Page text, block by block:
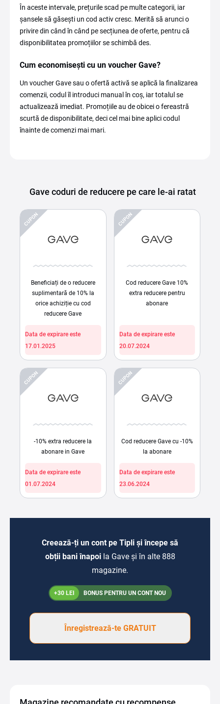
În aceste intervale, prețurile scad pe multe categorii, iar
șansele să găsești un cod activ cresc. Merită să arunci o
privire din când în când pe secțiunea de oferte, pentru că
disponibilitatea promoțiilor se schimbă des.
Cum economisești cu un voucher Gave?
Un voucher Gave sau o ofertă activă se aplică la finalizarea
comenzii, codul îl introduci manual în coș, iar totalul se
actualizează imediat. Promoțiile au de obicei o fereastră
scurtă de disponibilitate, deci cel mai bine aplici codul
înainte de comenzi mai mari.
Gave coduri de reducere pe care le-ai ratat
CUPON
Beneficiați de o reducere
suplimentară de 10% la
orice achiziție cu cod
reducere Gave
Data de expirare este
17.01.2025
CUPON
Cod reducere Gave 10%
extra reducere pentru
abonare
Data de expirare este
20.07.2024
CUPON
-10% extra reducere la
abonare in Gave
Data de expirare este
01.07.2024
CUPON
Cod reducere Gave cu -10%
la abonare
Data de expirare este
23.06.2024
Creează-ți un cont pe Tipli și începe să
obții bani înapoi la Gave și în alte 888
magazine.
+30 LEI BONUS PENTRU UN CONT NOU
Înregistrează-te GRATUIT